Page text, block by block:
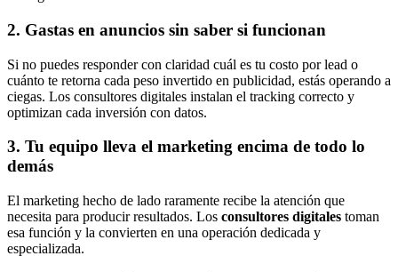
2. Gastas en anuncios sin saber si funcionan
Si no puedes responder con claridad cuál es tu costo por lead o
cuánto te retorna cada peso invertido en publicidad, estás operando a
ciegas. Los consultores digitales instalan el tracking correcto y
optimizan cada inversión con datos.
3. Tu equipo lleva el marketing encima de todo lo
demás
El marketing hecho de lado raramente recibe la atención que
necesita para producir resultados. Los consultores digitales toman
esa función y la convierten en una operación dedicada y
especializada.